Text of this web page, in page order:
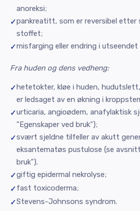
anoreksi;
pankreatitt, som er reversibel etter
stoffet;
misfarging eller endring i utseendet
Fra huden og dens vedheng:
hetetokter, kløe i huden,
er ledsaget av en økning i
urticaria, angioødem, anafylaktisk
"Egenskaper ved bruk");
svært sjeldne tilfeller av akutt
eksantematøs pustulose (se
bruk").
giftig epidermal nekrolyse;
fast toxicoderma;
Stevens-Johnsons syndrom.